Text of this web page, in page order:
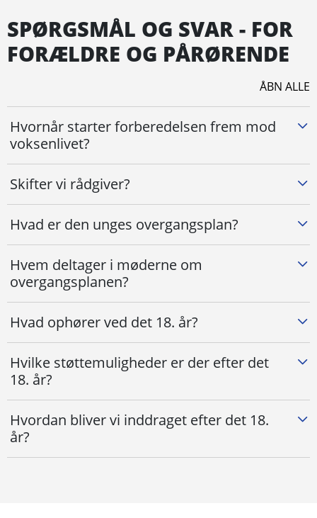
SPØRGSMÅL OG SVAR - FOR
FORÆLDRE OG PÅRØRENDE
ÅBN ALLE
Hvornår starter forberedelsen frem mod
voksenlivet?
Skifter vi rådgiver?
Hvad er den unges overgangsplan?
Hvem deltager i møderne om
overgangsplanen?
Hvad ophører ved det 18. år?
Hvilke støttemuligheder er der efter det
18. år?
Hvordan bliver vi inddraget efter det 18.
år?